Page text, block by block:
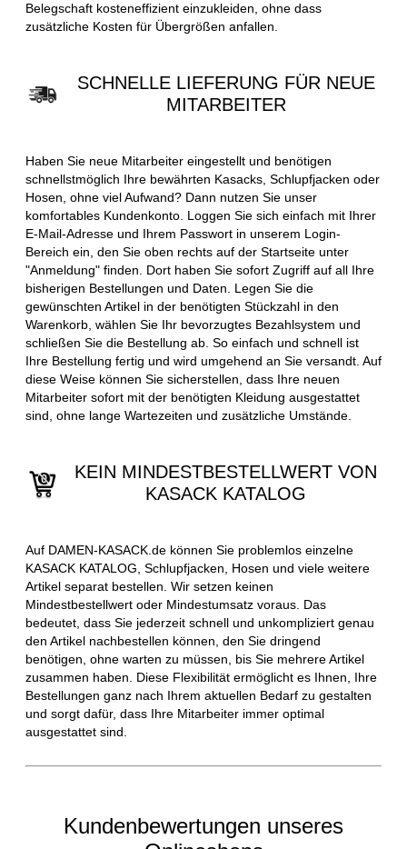
Belegschaft kosteneffizient einzukleiden, ohne dass
zusätzliche Kosten für Übergrößen anfallen.
SCHNELLE LIEFERUNG FÜR NEUE
MITARBEITER
Haben Sie neue Mitarbeiter eingestellt und benötigen
schnellstmöglich Ihre bewährten Kasacks, Schlupfjacken oder
Hosen, ohne viel Aufwand? Dann nutzen Sie unser
komfortables Kundenkonto. Loggen Sie sich einfach mit Ihrer
E-Mail-Adresse und Ihrem Passwort in unserem Login-
Bereich ein, den Sie oben rechts auf der Startseite unter
"Anmeldung" finden. Dort haben Sie sofort Zugriff auf all Ihre
bisherigen Bestellungen und Daten. Legen Sie die
gewünschten Artikel in der benötigten Stückzahl in den
Warenkorb, wählen Sie Ihr bevorzugtes Bezahlsystem und
schließen Sie die Bestellung ab. So einfach und schnell ist
Ihre Bestellung fertig und wird umgehend an Sie versandt. Auf
diese Weise können Sie sicherstellen, dass Ihre neuen
Mitarbeiter sofort mit der benötigten Kleidung ausgestattet
sind, ohne lange Wartezeiten und zusätzliche Umstände.
KEIN MINDESTBESTELLWERT VON
KASACK KATALOG
Auf DAMEN-KASACK.de können Sie problemlos einzelne
KASACK KATALOG, Schlupfjacken, Hosen und viele weitere
Artikel separat bestellen. Wir setzen keinen
Mindestbestellwert oder Mindestumsatz voraus. Das
bedeutet, dass Sie jederzeit schnell und unkompliziert genau
den Artikel nachbestellen können, den Sie dringend
benötigen, ohne warten zu müssen, bis Sie mehrere Artikel
zusammen haben. Diese Flexibilität ermöglicht es Ihnen, Ihre
Bestellungen ganz nach Ihrem aktuellen Bedarf zu gestalten
und sorgt dafür, dass Ihre Mitarbeiter immer optimal
ausgestattet sind.
Kundenbewertungen unseres